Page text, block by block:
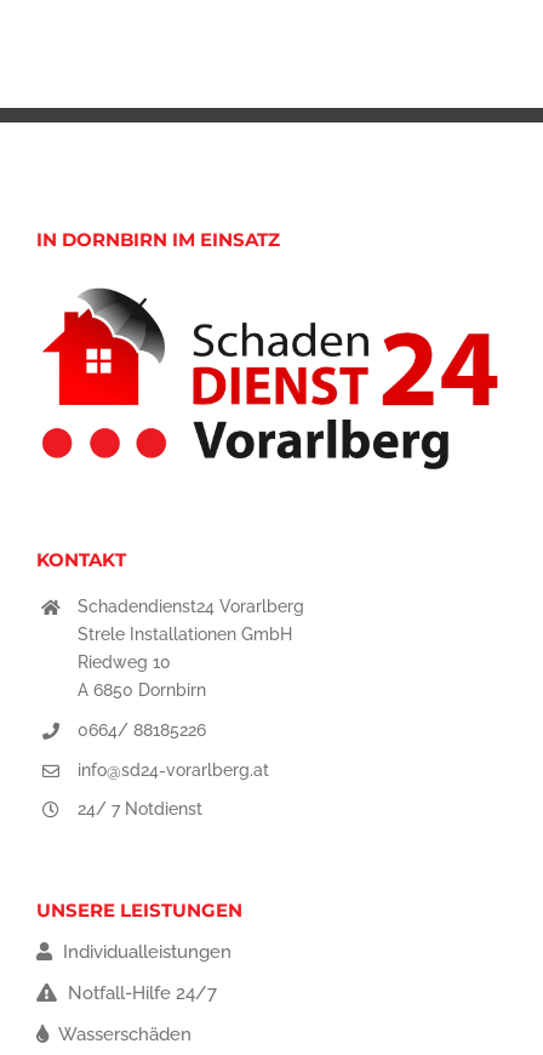
IN DORNBIRN IM EINSATZ
KONTAKT
Schadendienst24 Vorarlberg
Strele Installationen GmbH
Riedweg 10
A 6850 Dornbirn
0664/ 88185226
info@sd24-vorarlberg.at
24/ 7 Notdienst
UNSERE LEISTUNGEN
Individualleistungen
Notfall-Hilfe 24/7
Wasserschäden